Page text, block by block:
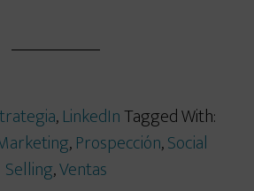
,LinkedInTagged With:
,Prospección,Social
Selling,Ventas